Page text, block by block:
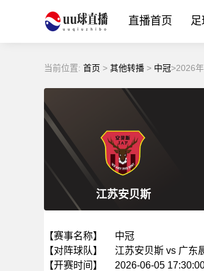
直播首页
当前位置: 首页 > 其他转播 > 中冠>2026
江苏安贝斯
【赛事名称】
中冠
【对阵球队】
江苏安贝斯 vs 广东
【开赛时间】
2026-06-05